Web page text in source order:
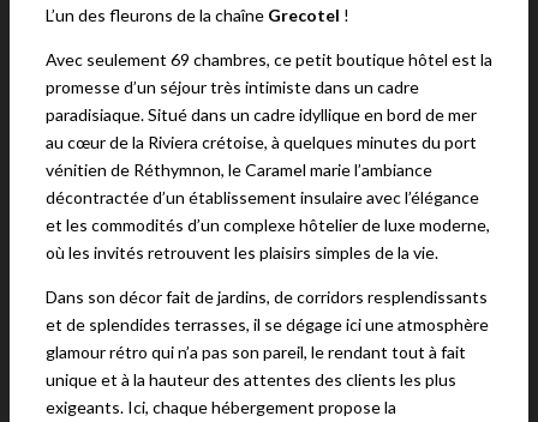
L’un des fleurons de la chaîne Grecotel !
Avec seulement 69 chambres, ce petit boutique hôtel est la
promesse d’un séjour très intimiste dans un cadre
paradisiaque. Situé dans un cadre idyllique en bord de mer
au cœur de la Riviera crétoise, à quelques minutes du port
vénitien de Réthymnon, le Caramel marie l’ambiance
décontractée d’un établissement insulaire avec l’élégance
et les commodités d’un complexe hôtelier de luxe moderne,
où les invités retrouvent les plaisirs simples de la vie.
Dans son décor fait de jardins, de corridors resplendissants
et de splendides terrasses, il se dégage ici une atmosphère
glamour rétro qui n’a pas son pareil, le rendant tout à fait
unique et à la hauteur des attentes des clients les plus
exigeants. Ici, chaque hébergement propose la